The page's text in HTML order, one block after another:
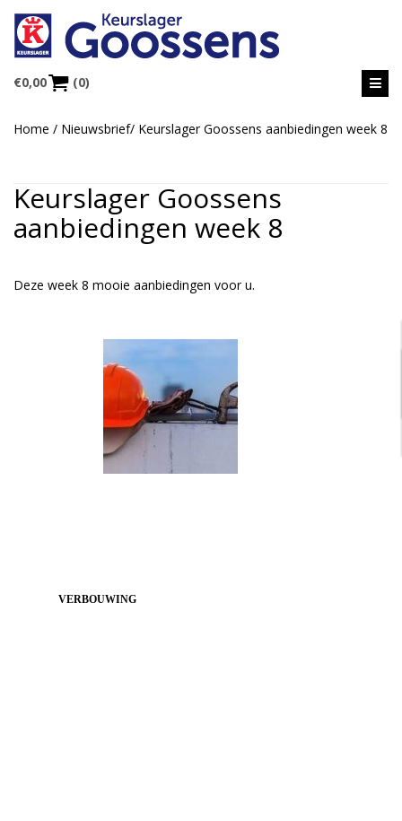
€0,00 (0)
Home / Nieuwsbrief/ Keurslager Goossens aanbiedingen week 8
Keurslager Goossens
aanbiedingen week 8
Deze week 8 mooie aanbiedingen voor u.
VERBOUWING